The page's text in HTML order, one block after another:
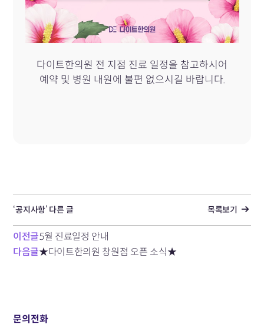
다이트한의원 전 지점 진료 일정을 참고하시어
예약 및 병원 내원에 불편 없으시길 바랍니다.
‘공지사항’ 다른 글 목록보기
이전글5월 진료일정 안내
다음글★다이트한의원 창원점 오픈 소식★
문의전화